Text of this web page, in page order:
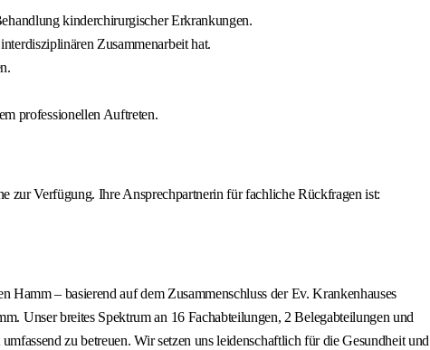
kinderchirurgischer Erkrankungen.
Zusammenarbeit hat.
professionellen Auftreten.
zur Verfügung. Ihre Ansprechpartnerin für fachliche Rückfragen ist:
Hamm – basierend auf dem Zusammenschluss der Ev. Krankenhauses
Unser breites Spektrum an 16 Fachabteilungen, 2 Belegabteilungen und
zu betreuen. Wir setzen uns leidenschaftlich für die Gesundheit und